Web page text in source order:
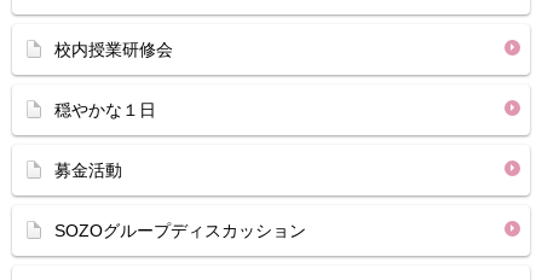
校内授業研修会
穏やかな１日
募金活動
SOZOグループディスカッション